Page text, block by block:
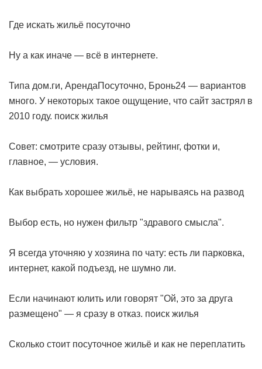
Где искать жильё посуточно
Ну а как иначе — всё в интернете.
Типа дом.ги, АрендаПосуточно, Бронь24 — вариантов
много. У некоторых такое ощущение, что сайт застрял в
2010 году. поиск жилья
Совет: смотрите сразу отзывы, рейтинг, фотки и,
главное, — условия.
Как выбрать хорошее жильё, не нарываясь на развод
Выбор есть, но нужен фильтр "здравого смысла".
Я всегда уточняю у хозяина по чату: есть ли парковка,
интернет, какой подъезд, не шумно ли.
Если начинают юлить или говорят "Ой, это за друга
размещено" — я сразу в отказ. поиск жилья
Сколько стоит посуточное жильё и как не переплатить